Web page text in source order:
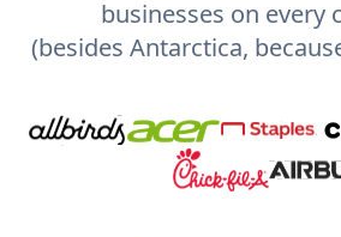
businesses on every
(besides Antarctica,